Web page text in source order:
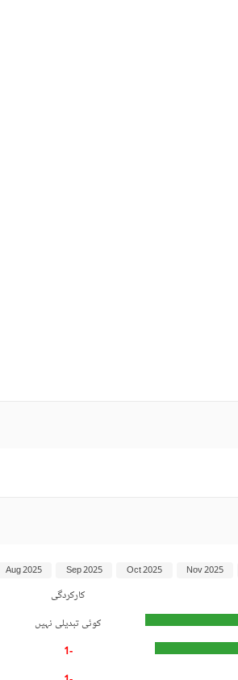
کارکردگی
کوئی تبدیلی نہیں
-1
Nov 2025
Oct 2025
Sep 2025
Aug 2025